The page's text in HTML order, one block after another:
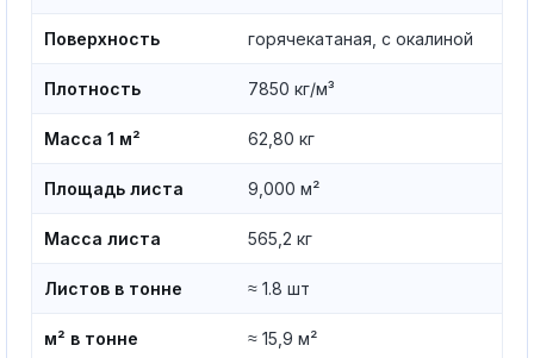
Поверхность горячекатаная, с окалиной
Плотность 7850 кг/м³
Масса 1 м² 62,80 кг
Площадь листа 9,000 м²
Масса листа 565,2 кг
Листов в тонне ≈ 1.8 шт
м² в тонне ≈ 15,9 м²